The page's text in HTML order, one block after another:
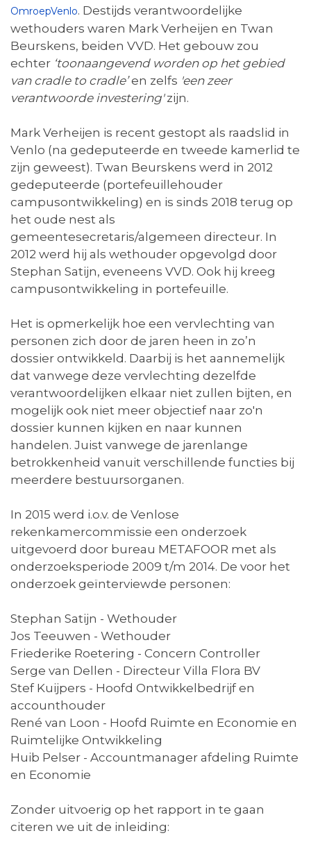
OmroepVenlo. Destijds verantwoordelijke
wethouders waren Mark Verheijen en Twan
Beurskens, beiden VVD. Het gebouw zou
echter ‘toonaangevend worden op het gebied
van cradle to cradle’en zelfs 'een zeer
verantwoorde investering'zijn.
Mark Verheijen is recent gestopt als raadslid in
Venlo (na gedeputeerde en tweede kamerlid te
zijn geweest). Twan Beurskens werd in 2012
gedeputeerde (portefeuillehouder
campusontwikkeling) en is sinds 2018 terug op
het oude nest als
gemeentesecretaris/algemeen directeur. In
2012 werd hij als wethouder opgevolgd door
Stephan Satijn, eveneens VVD. Ook hij kreeg
campusontwikkeling in portefeuille.
Het is opmerkelijk hoe een vervlechting van
personen zich door de jaren heen in zo’n
dossier ontwikkeld. Daarbij is het aannemelijk
dat vanwege deze vervlechting dezelfde
verantwoordelijken elkaar niet zullen bijten, en
mogelijk ook niet meer objectief naar zo'n
dossier kunnen kijken en naar kunnen
handelen. Juist vanwege de jarenlange
betrokkenheid vanuit verschillende functies bij
meerdere bestuursorganen.
In 2015 werd i.o.v. de Venlose
rekenkamercommissie een onderzoek
uitgevoerd door bureau METAFOOR met als
onderzoeksperiode 2009 t/m 2014. De voor het
onderzoek geïnterviewde personen:
Stephan Satijn - Wethouder
Jos Teeuwen - Wethouder
Friederike Roetering - Concern Controller
Serge van Dellen - Directeur Villa Flora BV
Stef Kuijpers - Hoofd Ontwikkelbedrijf en
accounthouder
René van Loon - Hoofd Ruimte en Economie en
Ruimtelijke Ontwikkeling
Huib Pelser - Accountmanager afdeling Ruimte
en Economie
Zonder uitvoerig op het rapport in te gaan
citeren we uit de inleiding: